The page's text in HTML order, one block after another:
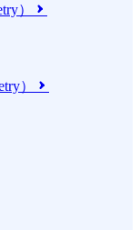
） 
） 